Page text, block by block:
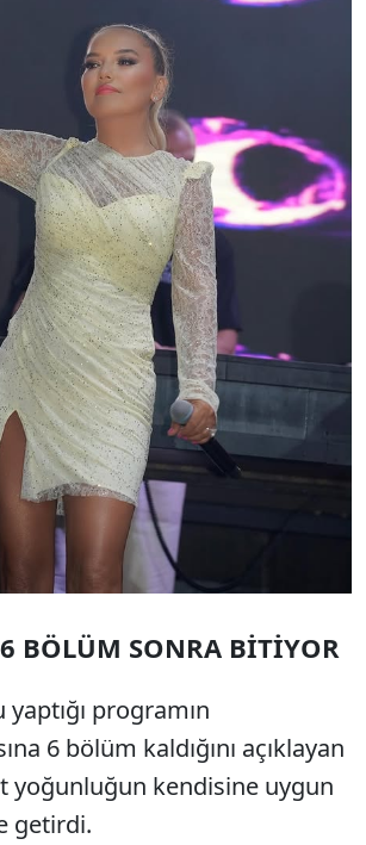
BÖLÜM SONRA BİTİYOR
programın
6 bölüm kaldığını açıklayan
yoğunluğun kendisine uygun
getirdi.